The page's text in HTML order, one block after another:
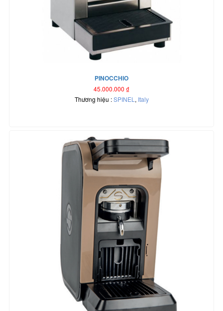
PINOCCHIO
45.000.000 ₫
Thương hiệu :SPINEL , Italy